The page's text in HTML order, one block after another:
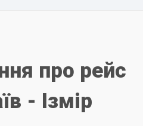
про рейс
- Ізмір